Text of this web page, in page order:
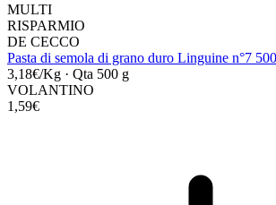
MULTI
RISPARMIO
DE CECCO
Pasta di semola di grano duro Linguine n°7
3,18€/Kg · Qta 500 g
VOLANTINO
1,59€